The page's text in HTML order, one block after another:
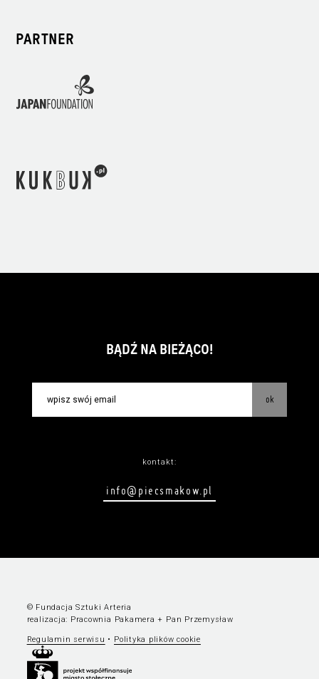
PARTNER
BĄDŹ NA BIEŻĄCO!
ok
kontakt:
info@piecsmakow.pl
© Fundacja Sztuki Arteria
realizacja: Pracownia Pakamera + Pan Przemysław
Regulamin serwisu • Polityka plików cookie